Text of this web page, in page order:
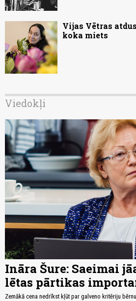
Vijas Vētras
koka miets
Viedokļi
Ināra Šure: Saeimai
lētas pārtikas
Zemākā cena nedrīkst kļūt par galveno kritēriju